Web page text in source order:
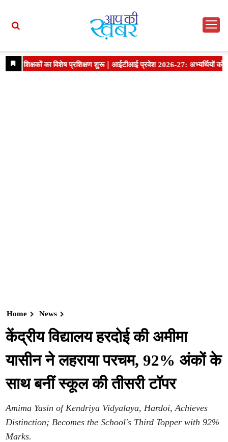
Home News
केंद्रीय विद्यालय हरदोई की अमीमा
यासीन ने लहराया परचम, 92% अंकों के
साथ बनीं स्कूल की तीसरी टॉपर
Amima Yasin of Kendriya Vidyalaya, Hardoi, Achieves
Distinction; Becomes the School's Third Topper with 92%
Marks.